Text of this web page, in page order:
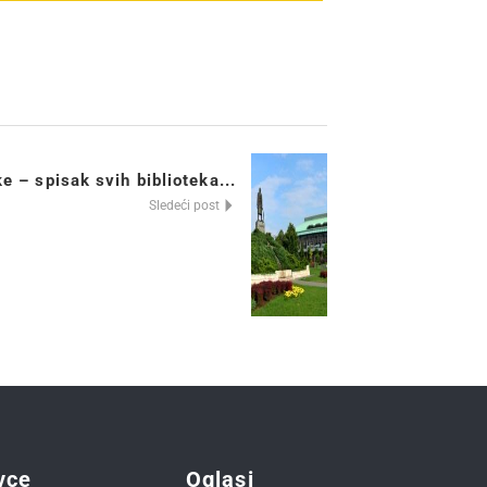
– spisak svih biblioteka...
Sledeći post
Oglasi